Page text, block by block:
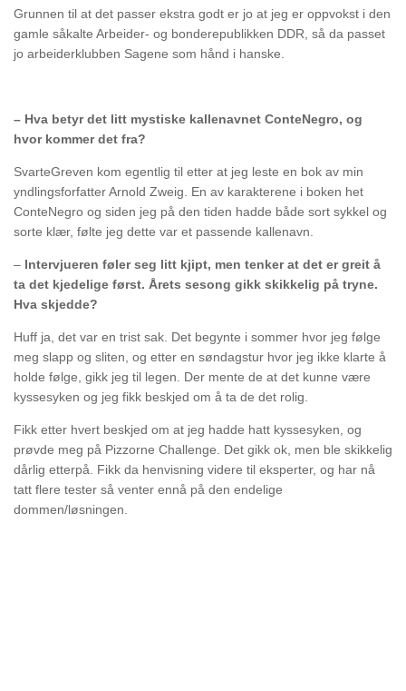
Grunnen til at det passer ekstra godt er jo at jeg er oppvokst i den
gamle såkalte Arbeider- og bonderepublikken DDR, så da passet
jo arbeiderklubben Sagene som hånd i hanske.
– Hva betyr det litt mystiske kallenavnet ConteNegro, og
hvor kommer det fra?
SvarteGreven kom egentlig til etter at jeg leste en bok av min
yndlingsforfatter Arnold Zweig. En av karakterene i boken het
ConteNegro og siden jeg på den tiden hadde både sort sykkel og
sorte klær, følte jeg dette var et passende kallenavn.
– Intervjueren føler seg litt kjipt, men tenker at det er greit å
ta det kjedelige først. Årets sesong gikk skikkelig på tryne.
Hva skjedde?
Huff ja, det var en trist sak. Det begynte i sommer hvor jeg følge
meg slapp og sliten, og etter en søndagstur hvor jeg ikke klarte å
holde følge, gikk jeg til legen. Der mente de at det kunne være
kyssesyken og jeg fikk beskjed om å ta de det rolig.
Fikk etter hvert beskjed om at jeg hadde hatt kyssesyken, og
prøvde meg på Pizzorne Challenge. Det gikk ok, men ble skikkelig
dårlig etterpå. Fikk da henvisning videre til eksperter, og har nå
tatt flere tester så venter ennå på den endelige
dommen/løsningen.